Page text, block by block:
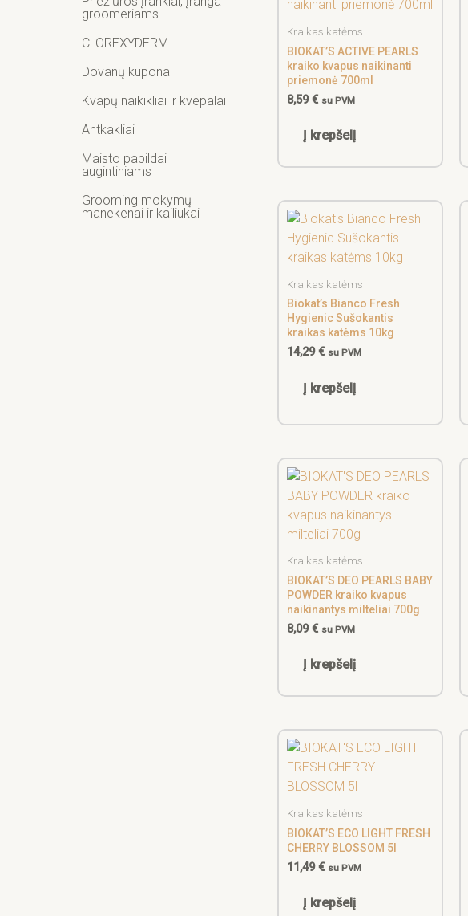
groomeriams
CLOREXYDERM
Dovanų kuponai
Kvapų naikikliai ir kvepalai
Antkakliai
Maisto papildai
augintiniams
Grooming mokymų
manekenai ir kailiukai
Kraikas katėms
BIOKAT’S ACTIVE PEARLS
kraiko kvapus naikinanti
priemonė 700ml
8,59€ su PVM
Į krepšelį
Kraikas katėms
Biokat’s Bianco Fresh
Hygienic Sušokantis
kraikas katėms 10kg
14,29€ su PVM
Į krepšelį
Kraikas katėms
BIOKAT’S DEO PEARLS BABY
POWDER kraiko kvapus
naikinantys milteliai 700g
8,09€ su PVM
Į krepšelį
Kraikas katėms
BIOKAT’S ECO LIGHT FRESH
CHERRY BLOSSOM 5l
11,49€ su PVM
Į krepšelį